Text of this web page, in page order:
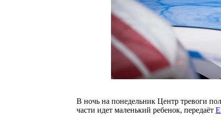
В ночь на понедельник Центр тревоги
части идет маленький ребенок, передаёт